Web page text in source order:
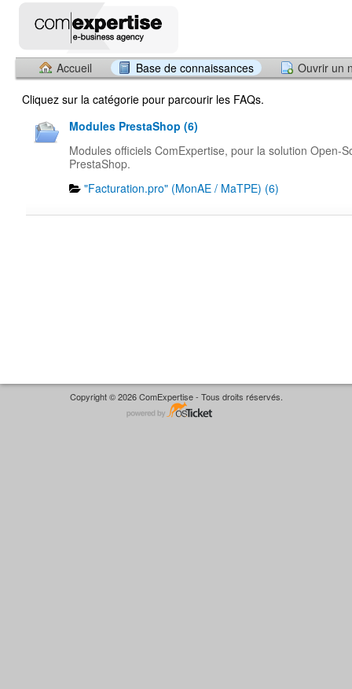
Accueil Base de connaissances
Ouvrir un
Cliquez sur la catégorie pour parcourir les FAQs.
Modules PrestaShop (6)
Modules officiels ComExpertise, pour la solution Open-
PrestaShop.
"Facturation.pro" (MonAE / MaTPE) (6)
Copyright © 2026 ComExpertise - Tous droits réservés.